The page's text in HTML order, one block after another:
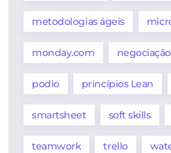
metodologias ágeis
monday.com negociação
podio princípios Lean
smartsheet soft skills
teamwork trello